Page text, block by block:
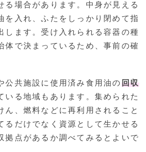
る場合があります。中身が見える
を入れ、ふたをしっかり閉めて指
します。受け入れられる容器の種
体で決まっているため、事前の確
公共施設に使用済み食用油の回収
いる地域もあります。集められた
ん、燃料などに再利用されること
るだけでなく資源として生かせる
拠点があるか調べてみるとよいで